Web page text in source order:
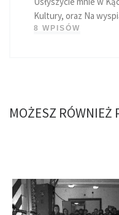
Kultury, oraz Na
8 WPISÓW
MOŻESZ RÓWNIEŻ